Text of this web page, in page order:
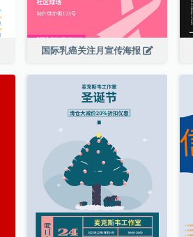
国际乳癌关注月宣传海报